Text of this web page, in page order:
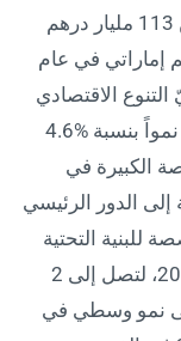
. كما ارتفعت قيمة المشاريع الممنوحة من 113 مليار درهم
إلى 319 مليار درهم إماراتي في عام
التنوع الاقتصادي
والاستثمار. ومن المتوقع أن يحقق القطاع نمواً بنسبة %4.6
الكبيرة في
إلى الدور الرئيسي
للبنية التحتية
في دولة الإمارات بنسبة %8.3 في عام 2024، لتصل إلى 2
نمو وسطي في